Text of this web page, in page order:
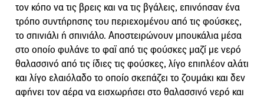
τον κόπο να τις βρεις και να τις βγάλεις, επινόησαν ένα
τρόπο συντήρησης του περιεχομένου από τις φούσκες,
το σπινιάλι ή σπινιάλο. Αποστειρώνουν μπουκάλια μέσα
στο οποίο φυλάνε το φαϊ από τις φούσκες μαζί με νερό
θαλασσινό από τις ίδιες τις φούσκες, λίγο επιπλέον αλάτι
και λίγο ελαιόλαδο το οποίο σκεπάζει το ζουμάκι και δεν
αφήνει τον αέρα να εισχωρήσει στο θαλασσινό νερό και